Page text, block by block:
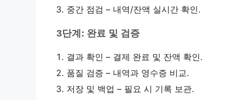
중간 점검 – 내역/잔액 실시간 확인.
3단계: 완료 및 검증
결과 확인 – 결제 완료 및 잔액 확인.
품질 검증 – 내역과 영수증 비교.
저장 및 백업 – 필요 시 기록 보관.